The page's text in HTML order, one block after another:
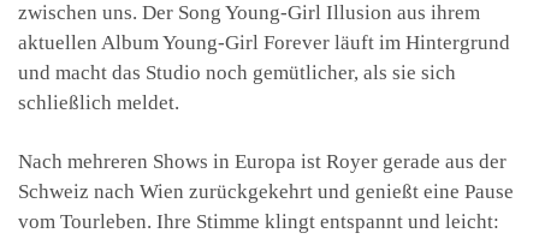
zwischen uns. Der Song Young-Girl Illusion aus ihrem
aktuellen Album Young-Girl Forever läuft im Hintergrund
und macht das Studio noch gemütlicher, als sie sich
schließlich meldet.
Nach mehreren Shows in Europa ist Royer gerade aus der
Schweiz nach Wien zurückgekehrt und genießt eine Pause
vom Tourleben. Ihre Stimme klingt entspannt und leicht: